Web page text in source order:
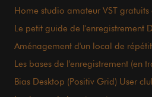
Home studio amateur VST gratuits
Le petit guide de l'enregistrement
Aménagement d'un local de
Les bases de l'enregistrement (en
Bias Desktop (Positiv Grid) User